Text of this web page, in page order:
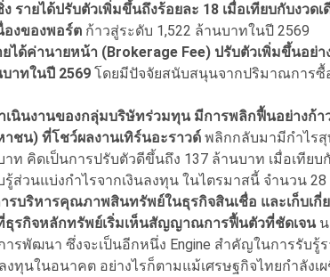
รายได้ปรับตัวเพิ่มขึ้นถึงร้อยละ 18 เมื่อเทียบกับงว
องของพอร์ต ก้าวสู่ระดับ 1,522 ล้านบาทในปี 2569
ได้ค่านายหน้า (Brokerage Fee) ปรับตัวเพิ่มขึ้นอย่
าทในปี 2569 โดยมีปัจจัยสนับสนุนจากปริมาณการ
เนินงานของกลุ่มบริษัทร่วมทุน มีการพลิกฟื้นอย่างก้า
ชน) ที่โชว์ผลงานเทิร์นอะราวด์ พลิกกลับมามีกำไร
าท คิดเป็นการปรับตัวดีขึ้นถึง 137 ล้านบาท เมื่อเทีย
รู้ส่วนแบ่งกำไรจากเงินลงทุน ในไตรมาสนี้ จำนวน
รบริหารคุณภาพสินทรัพย์ในธุรกิจสินเชื่อ และเก็บเกี่
รกิจหลักทรัพย์เริ่มเห็นสัญญาณการฟื้นตัวที่ชัดเจน
รพัฒนา ซึ่งจะเป็นอีกหนึ่ง Engine สำคัญในการรับรู้ร
ทุนในอนาคต อย่างไรก็ตามแม้เศรษฐกิจไทยกำลังเ